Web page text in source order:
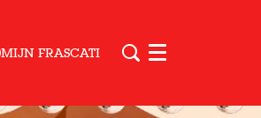
MIJN FRASCATI Menu